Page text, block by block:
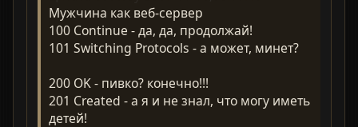
Мужчина как веб-сервер
100 Continue - да, да, продолжай!
101 Switching Protocols - а может, минет?
200 OK - пивко? конечно!!!
201 Created - а я и не знал, что могу иметь
детей!